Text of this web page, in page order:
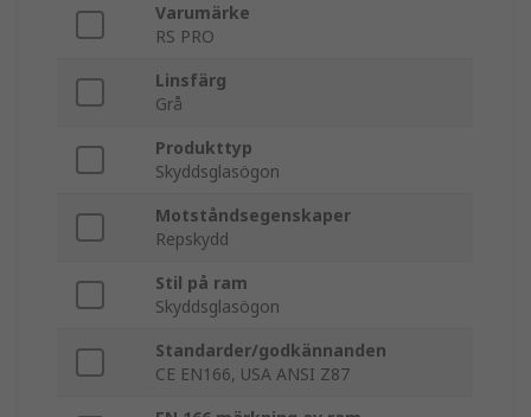
Varumärke
RS PRO
Linsfärg
Grå
Produkttyp
Skyddsglasögon
Motståndsegenskaper
Repskydd
Stil på ram
Skyddsglasögon
Standarder/godkännanden
CE EN166, USA ANSI Z87